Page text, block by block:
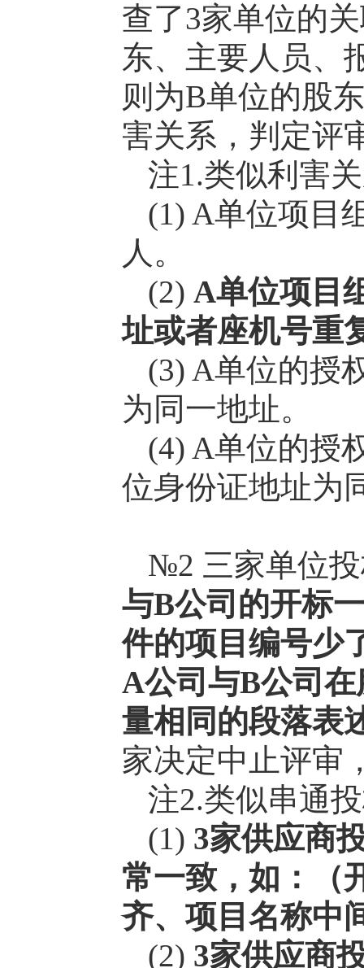
查了3家单位的
东、主要人员、
则为B单位的股
害关系，判定评
注1.类似利害
(1) A单位项目
人。
(2) A单位项目
址或者座机号重
(3) A单位的授
为同一地址。
(4) A单位的授
位身份证地址为
№2 三家单位
与B公司的开标
件的项目编号少
A公司与B公司
量相同的段落表
家决定中止评审
注2.类似串通
(1) 3家供应商
常一致，如：（
齐、项目名称中
(2) 3家供应商